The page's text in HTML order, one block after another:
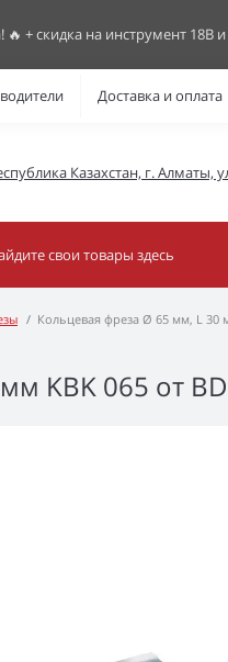
+ скидка на инструмент 18В и
Доставка и оплата
Казахстан, г. Алматы,
Кольцевая фреза Ø 65 мм, L 30
KBK 065 от